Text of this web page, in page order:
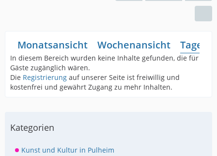
Monatsansicht Wochenansicht
In diesem Bereich wurden keine Inhalte gefunden, die für
Gäste zugänglich wären.
Die Registrierung auf unserer Seite ist freiwillig und
kostenfrei und gewährt Zugang zu mehr Inhalten.
Kategorien
Kunst und Kultur in Pulheim